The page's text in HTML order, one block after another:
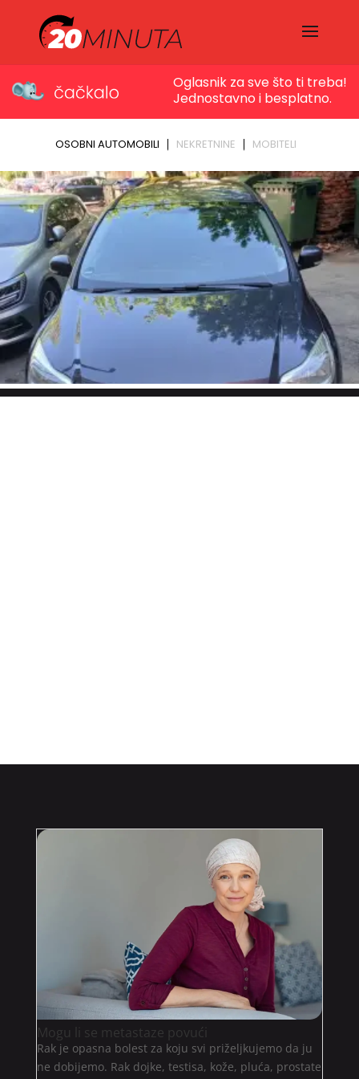
Mogu li se metastaze povući
Rak je opasna bolest za koju svi priželjkujemo da ju
ne dobijemo. Rak dojke, testisa, kože, pluća, prostate